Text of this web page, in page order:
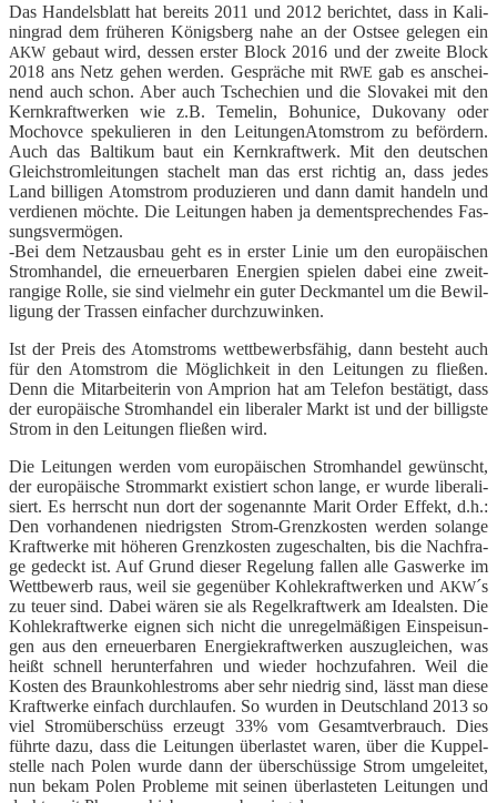
Das Han­dels­blatt hat bereits 2011 und 2012 berich­tet, dass in Kali­
nin­grad dem frü­he­ren Königs­berg nahe an der Ost­see gele­gen ein
AKW gebaut wird, des­sen ers­ter Block 2016 und der zwei­te Block
2018 ans Netz gehen wer­den. Gesprä­che mit RWE gab es anschei­
nend auch schon. Aber auch Tsche­chi­en und die Slo­va­kei mit den
Kern­kraft­wer­ken wie z.B. Teme­lin, Bohu­ni­ce, Duko­va­ny oder
Mochov­ce spe­ku­lie­ren in den Lei­tun­gen­Atom­strom zu beför­dern.
Auch das Bal­ti­kum baut ein Kern­kraft­werk. Mit den deut­schen
Gleich­strom­lei­tun­gen sta­chelt man das erst rich­tig an, dass jedes
Land bil­li­gen Atom­strom pro­du­zie­ren und dann damit han­deln und
ver­die­nen möch­te. Die Lei­tun­gen haben ja dem­entspre­chen­des Fas­
sungs­ver­mö­gen.
-Bei dem Netz­aus­bau geht es in ers­ter Linie um den euro­päi­schen
Strom­han­del, die erneu­er­ba­ren Ener­gien spie­len dabei eine zweit­
ran­gi­ge Rol­le, sie sind viel­mehr ein guter Deck­man­tel um die Bewil­
li­gung der Tras­sen ein­fa­cher durchzuwinken.
Ist der Preis des Atom­stroms wett­be­werbs­fä­hig, dann besteht auch
für den Atom­strom die Mög­lich­keit in den Lei­tun­gen zu flie­ßen.
Denn die Mit­ar­bei­te­rin von Ampri­on hat am Tele­fon bestä­tigt, dass
der euro­päi­sche Strom­han­del ein libe­ra­ler Markt ist und der bil­ligs­te
Strom in den Lei­tun­gen flie­ßen wird.
Die Lei­tun­gen wer­den vom euro­päi­schen Strom­han­del gewünscht,
der euro­päi­sche Strom­markt exis­tiert schon lan­ge, er wur­de libe­ra­li­
siert. Es herrscht nun dort der soge­nann­te Marit Order Effekt, d.h.:
Den vor­han­de­nen nied­rigs­ten Strom-Grenz­kos­ten wer­den solan­ge
Kraft­wer­ke mit höhe­ren Grenz­kos­ten zuge­schal­ten, bis die Nach­fra­
ge gedeckt ist. Auf Grund die­ser Rege­lung fal­len alle Gas­wer­ke im
Wett­be­werb raus, weil sie gegen­über Koh­le­kraft­wer­ken und AKW´s
zu teu­er sind. Dabei wären sie als Regel­kraft­werk am Ide­als­ten. Die
Koh­le­kraft­wer­ke eig­nen sich nicht die unre­gel­mä­ßi­gen Ein­spei­sun­
gen aus den erneu­er­ba­ren Ener­gie­kraft­wer­ken aus­zu­glei­chen, was
heißt schnell her­un­ter­fah­ren und wie­der hoch­zu­fah­ren. Weil die
Kos­ten des Braun­koh­le­stroms aber sehr nied­rig sind, lässt man die­se
Kraft­wer­ke ein­fach durch­lau­fen. So wur­den in Deutsch­land 2013 so
viel Strom­über­schüss erzeugt 33% vom Gesamt­ver­brauch. Dies
führ­te dazu, dass die Lei­tun­gen über­las­tet waren, über die Kup­pel­
stel­le nach Polen wur­de dann der über­schüs­si­ge Strom umge­lei­tet,
nun bekam Polen Pro­ble­me mit sei­nen über­las­te­ten Lei­tun­gen und